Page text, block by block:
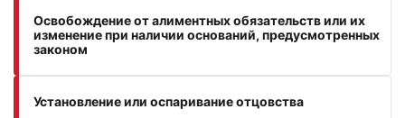
Освобождение от алиментных обязательств или их
изменение при наличии оснований, предусмотренных
законом
Установление или оспаривание отцовства